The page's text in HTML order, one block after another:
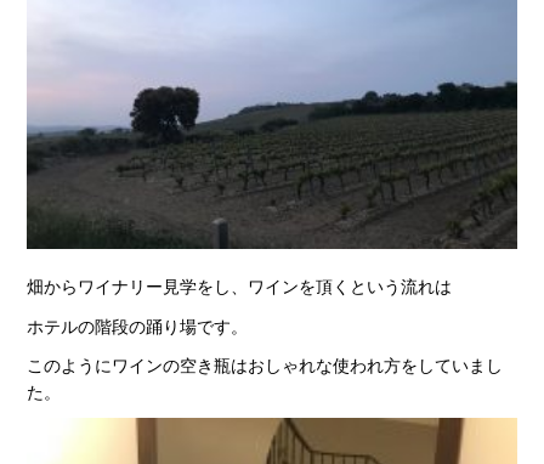
畑からワイナリー見学をし、ワインを頂くという流れは
ホテルの階段の踊り場です。
このようにワインの空き瓶はおしゃれな使われ方をしていまし
た。